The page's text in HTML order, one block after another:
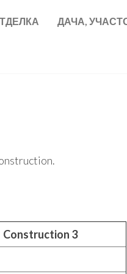
ДАЧА,
Construction 3